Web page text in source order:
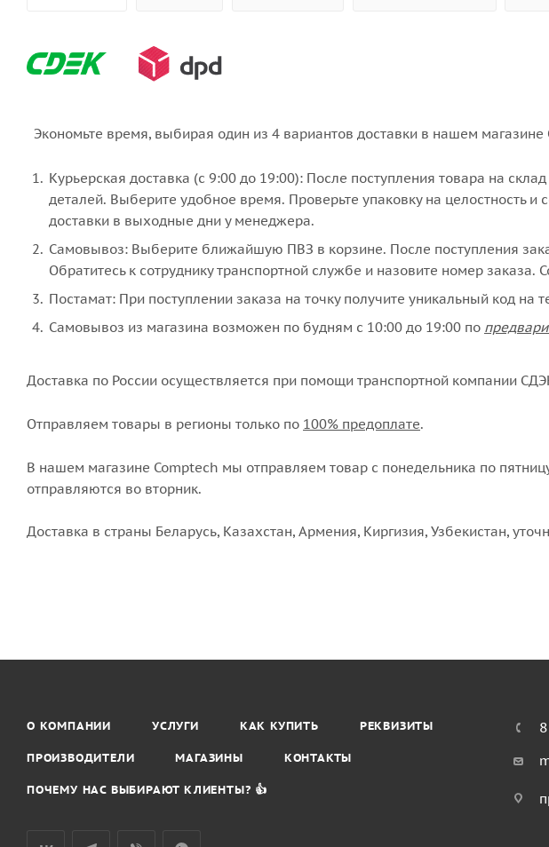
Экономьте время, выбирая один из 4 вариантов доставки в нашем магазине
Курьерская доставка (с 9:00 до 19:00): После поступления товара на
деталей. Выберите удобное время. Проверьте упаковку на целостность и
доставки в выходные дни у менеджера.
Самовывоз: Выберите ближайшую ПВЗ в корзине. После поступления
Обратитесь к сотруднику транспортной службе и назовите номер заказа.
Постамат: При поступлении заказа на точку получите уникальный код на
Самовывоз из магазина возможен по будням с 10:00 до 19:00 по
Доставка по России осуществляется при помощи транспортной компании
Отправляем товары в регионы только по 100% предоплате.
В нашем магазине Comptech мы отправляем товар с понедельника по
отправляются во вторник.
Доставка в страны Беларусь, Казахстан, Армения, Киргизия, Узбекистан,
О КОМПАНИИ УСЛУГИ КАК КУПИТЬ РЕКВИЗИТЫ
ПРОИЗВОДИТЕЛИ МАГАЗИНЫ КОНТАКТЫ
ПОЧЕМУ НАС ВЫБИРАЮТ КЛИЕНТЫ? 👍